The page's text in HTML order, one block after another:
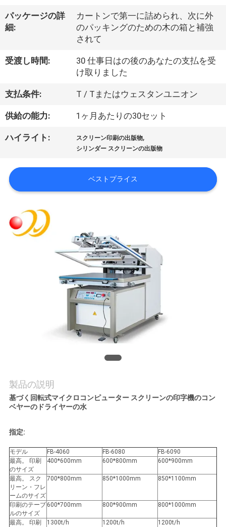
私
に
い
て
場
旅
行
に
連
絡
し
な
さ
い
パッケージの詳
細:
カートンで第一に詰められ、次に外
のパッキングのための木の箱と補強
されて
受渡し時間:
30 仕事日はの後のあなたの支払を受
け取りました
支払条件: T / Tまたはウェスタンユニオン
供給の能力: 1ヶ月あたりの30セット
ハイライト: スクリーン印刷の出版物,
シリンダー スクリーンの出版物
ベストプライス
製品の説明
基づく回転式マイクロコンピューター スクリーンの印字機のコン
ベヤーのドライヤーの水
指定:
モデル FB-4060 FB-6080
FB-6090
最高。 印刷
のサイズ
400*600mm 600*800mm 600*900mm
最高。 スク
リーン・フレ
ームのサイズ
700*800mm 850*1000mm 850*1100mm
印刷のテーブ
ルのサイズ
600*700mm 800*900mm 800*1000mm
最高。 印刷
1300t/h 1200t/h 1200t/h